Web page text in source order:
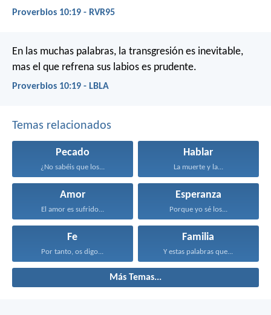
Proverbios 10:19 - RVR95
En las muchas palabras, la transgresión es inevitable,
mas el que refrena sus labios es prudente.
Proverbios 10:19 - LBLA
Temas relacionados
Pecado
¿No sabéis que los...
Hablar
La muerte y la...
Amor
El amor es sufrido...
Esperanza
Porque yo sé los...
Fe
Por tanto, os digo...
Familia
Y estas palabras que...
Más Temas...